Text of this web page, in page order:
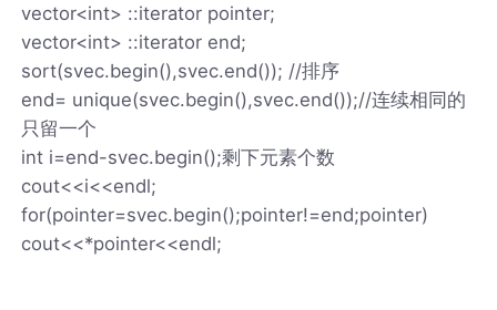
vector<int> ::iterator pointer;
vector<int> ::iterator end;
sort(svec.begin(),svec.end()); //排序
end= unique(svec.begin(),svec.end());//连续相同的
只留一个
int i=end-svec.begin();剩下元素个数
cout<<i<<endl;
for(pointer=svec.begin();pointer!=end;pointer)
cout<<*pointer<<endl;